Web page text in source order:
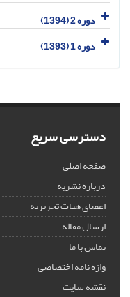
دوره 2 (1394)
دوره 1 (1393)
دسترسی سریع
صفحه اصلی
درباره نشریه
اعضای هیات تحریریه
ارسال مقاله
تماس با ما
واژه نامه اختصاصی
نقشه سایت